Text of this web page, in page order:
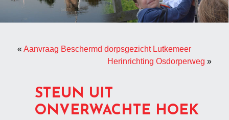
«Aanvraag Beschermd dorpsgezicht Lutkemeer
Herinrichting Osdorperweg »
STEUN UIT
ONVERWACHTE HOEK